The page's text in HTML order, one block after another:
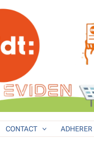
CONTACT ADHERER